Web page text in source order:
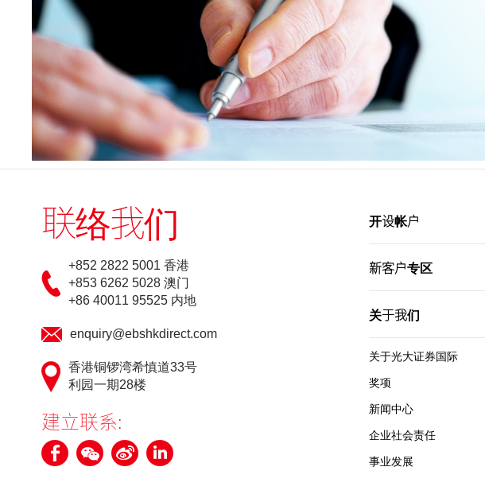
联络我们
+852 2822 5001 香港
+853 6262 5028 澳门
+86 40011 95525 内地
enquiry@ebshkdirect.com
香港铜锣湾希慎道33号
利园一期28楼
建立联系:
开设帐户
新客户专区
关于我们
关于光大证券国际
奖项
新闻中心
企业社会责任
事业发展